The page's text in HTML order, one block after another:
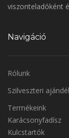
viszonteladóként
Navigáció
Rólunk
Szilveszteri
Termékeink
Karácsonyfadísz
Kulcstartók